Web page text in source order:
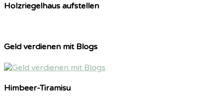
Holzriegelhaus aufstellen
Geld verdienen mit Blogs
Himbeer-Tiramisu